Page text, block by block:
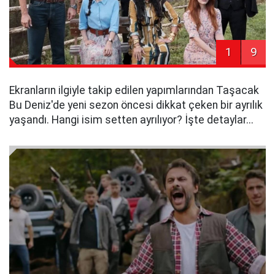
1 9
Ekranların ilgiyle takip edilen yapımlarından Taşacak
Bu Deniz'de yeni sezon öncesi dikkat çeken bir ayrılık
yaşandı. Hangi isim setten ayrılıyor? İşte detaylar...